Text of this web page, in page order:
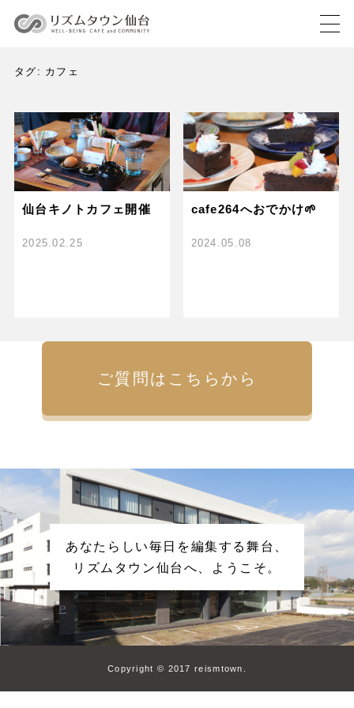
タグ: カフェ
仙台キノトカフェ開催
2025.02.25
cafe264へおでかけ🌱
2024.05.08
ご質問はこちらから
あなたらしい毎日を編集する舞台、
リズムタウン仙台へ、ようこそ。
Copyright © 2017 reismtown.